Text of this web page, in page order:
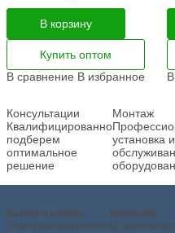
В корзину
Купить оптом
В сравнение В избранное
Консультации
Квалифицированно
подберем
оптимальное
решение
Монтаж
установка и
Услуги и сервис
Электроизмерения
Компания
О компании